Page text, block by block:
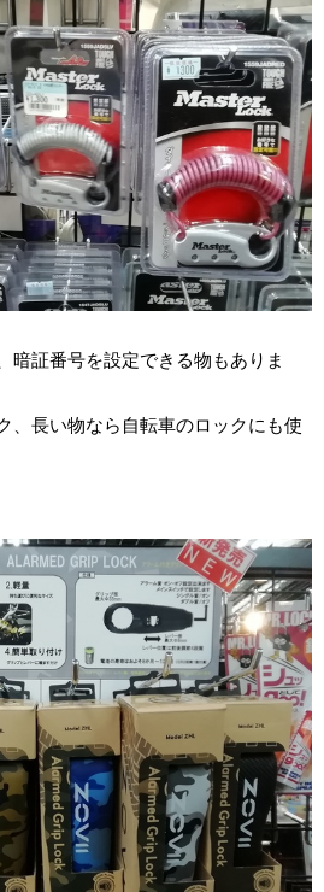
、暗証番号を設定できる物もありま
、長い物なら自転車のロックにも使